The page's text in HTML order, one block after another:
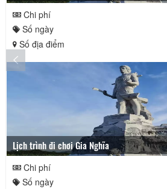
Chi phí
Số ngày
Số địa điểm
Lịch trình đi chơi Gia Nghĩa
Chi phí
Số ngày